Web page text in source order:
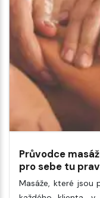
Průvodce
pro sebe tu
Masáže, které jsou